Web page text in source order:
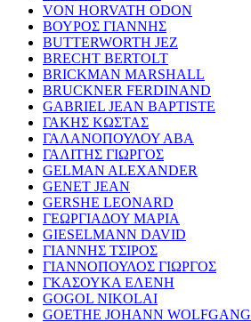
VON HORVATH ODON
ΒΟΥΡΟΣ ΓΙΑΝΝΗΣ
BUTTERWORTH JEZ
BRECHT BERTOLT
BRICKMAN MARSHALL
BRUCKNER FERDINAND
GABRIEL JEAN BAPTISTE
ΓΑΚΗΣ ΚΩΣΤΑΣ
ΓΑΛΑΝΟΠΟΥΛΟΥ ΑΒΑ
ΓΑΛΙΤΗΣ ΓΙΩΡΓΟΣ
GELMAN ALEXANDER
GENET JEAN
GERSHE LEONARD
ΓΕΩΡΓΙΑΔΟΥ ΜΑΡΙΑ
GIESELMANN DAVID
ΓΙΑΝΝΗΣ ΤΣΙΡΟΣ
ΓΙΑΝΝΟΠΟΥΛΟΣ ΓΙΩΡΓΟΣ
ΓΚΑΣΟΥΚΑ ΕΛΕΝΗ
GOGOL NIKOLAI
GOETHE JOHANN WOLFGANG